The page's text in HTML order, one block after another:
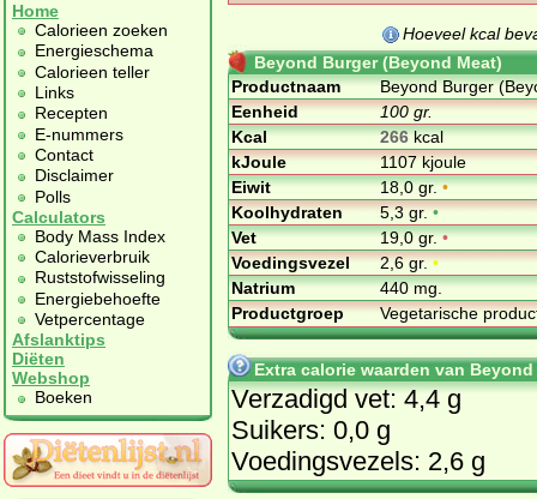
Home
Calorieen zoeken
Energieschema
Calorieen teller
Links
Recepten
E-nummers
Contact
Disclaimer
Polls
Calculators
Body Mass Index
Calorieverbruik
Ruststofwisseling
Energiebehoefte
Vetpercentage
Afslanktips
Diëten
Webshop
Boeken
Hoeveel kcal
Beyond Burger (Beyond Meat)
Productnaam
Beyond Burger
Eenheid
100 gr.
Kcal
266kcal
kJoule
1107 kjoule
Eiwit
18,0 gr.•
Koolhydraten
5,3 gr.•
Vet
19,0 gr.•
Voedingsvezel
2,6 gr.•
Natrium
440 mg.
Productgroep
Vegetarische
Extra calorie waarden van
Verzadigd vet: 4,4 g
Suikers: 0,0 g
Voedingsvezels: 2,6 g